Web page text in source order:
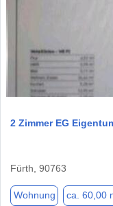
2 Zimmer EG
Fürth, 90763
Wohnung ca. 60,00